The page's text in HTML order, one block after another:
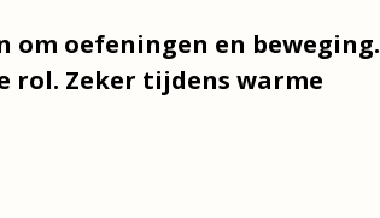
oefeningen en beweging.
rol. Zeker tijdens warme